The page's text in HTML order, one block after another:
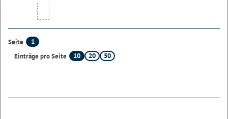
Seite
1
Einträge pro Seite
10 20 50